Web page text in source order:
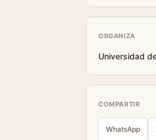
ORGANIZA
Universidad
COMPARTIR
WhatsApp